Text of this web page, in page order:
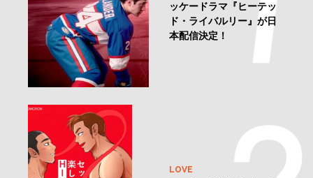
ッケードラマ『ヒーテッ
ド・ライバルリー』が日
本配信決定！
LOVE